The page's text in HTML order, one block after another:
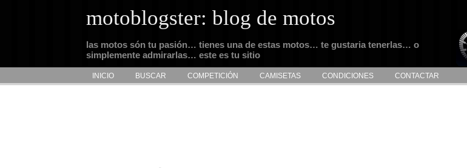
motoblogster: blog de motos
las motos són tu pasión… tienes una de estas motos… te gustaria tenerlas… o
simplemente admirarlas… este es tu sitio
INICIO BUSCAR COMPETICIÓN CAMISETAS CONDICIONES CONTACTAR